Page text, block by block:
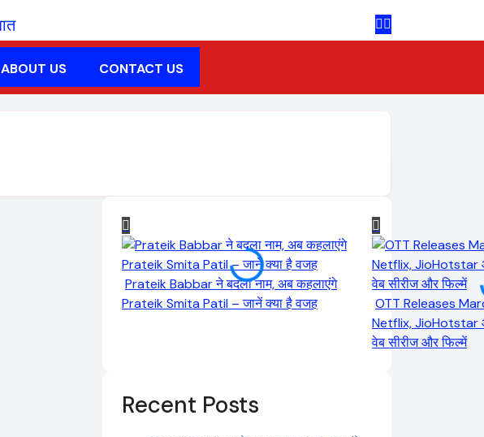
ABOUT US CONTACT US
Prateik Babbar ने बदला नाम, अब कहलाएंगे
Prateik Smita Patil – जानें क्या है वजह
OTT Releases
Netflix, JioHotstar
वेब सीरीज और फिल्में
Recent Posts